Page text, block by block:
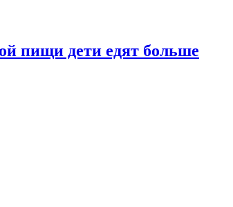
пищи дети едят больше